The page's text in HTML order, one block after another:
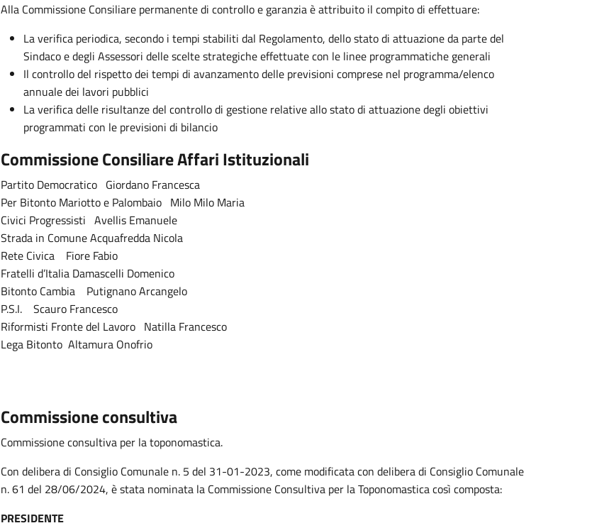
Alla Commissione Consiliare permanente di controllo e garanzia è attribuito il compito di effettuare:
La verifica periodica, secondo i tempi stabiliti dal Regolamento, dello stato di attuazione da parte del
Sindaco e degli Assessori delle scelte strategiche effettuate con le linee programmatiche generali
Il controllo del rispetto dei tempi di avanzamento delle previsioni comprese nel programma/elenco
annuale dei lavori pubblici
La verifica delle risultanze del controllo di gestione relative allo stato di attuazione degli obiettivi
programmati con le previsioni di bilancio
CommissioneConsiliareAffari Istituzionali
Partito Democratico Giordano Francesca
Per Bitonto Mariotto e Palombaio Milo Milo Maria
Civici Progressisti Avellis Emanuele
Strada in Comune Acquafredda Nicola
Rete Civica Fiore Fabio
Fratelli d’Italia Damascelli Domenico
Bitonto Cambia Putignano Arcangelo
P.S.I. Scauro Francesco
Riformisti Fronte del Lavoro Natilla Francesco
Lega Bitonto Altamura Onofrio
Commissione consultiva
Commissione consultiva per la toponomastica.
Con delibera di Consiglio Comunale n. 5 del 31-01-2023, come modificata con delibera di Consiglio Comunale
n. 61 del 28/06/2024, è stata nominata la Commissione Consultiva per la Toponomastica così composta:
PRESIDENTE